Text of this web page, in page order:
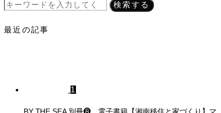
検索する
最近の記事
1
BY THE SEA 別冊❽ 電子書籍【湘南移住と家づくり】マ